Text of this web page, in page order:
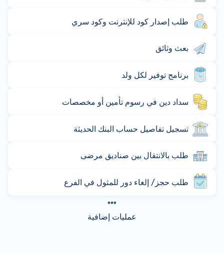
طلب إصدار كود للإنترنت وكود سري
بعث وثائق
برنامج توفير لكل ولد
سداد دين في رسوم تأمين أو مخصصات
تسجيل تفاصيل حساب البنك الحديثة
طلب بالانتقال بين صناديق مرضى
طلب حجز/ إلغاء دور للمثول في الفرع
عمليات إضافية